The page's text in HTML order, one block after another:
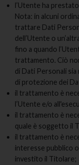
l’Utente ha
Nota: in alcuni
trattare Dati
dell’Utente o
fino a quando
trattamento. Ciò
di Dati Personali
di protezione dei
il trattamento è
l’Utente e/o
il trattamento è
quale è soggetto il
il trattamento è
interesse pubblico
investito il Titolare;